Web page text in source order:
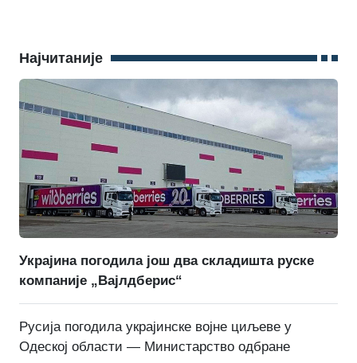
Најчитаније
Украјина погодила још два складишта руске
компаније „Вајлдберис“
Русија погодила украјинске војне циљеве у
Одеској области — Министарство одбране